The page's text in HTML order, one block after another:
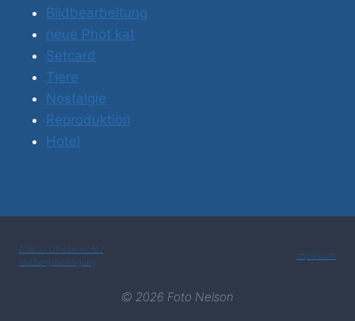
Bildbearbeitung
neue Phot kat
Setcard
Tiere
Nostalgie
Reproduktion
Hotel
AGB´s / Urheberrecht /
Nutzungsbewilligung
Impressum
© 2026 Foto Nelson